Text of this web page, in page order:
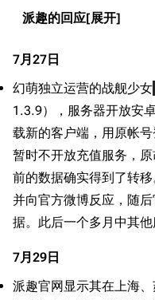
派趣的回应
7月27日
幻萌独立运营的战舰少女
1.3.9），服务器开放安
载新的客户端，用原帐
暂时不开放充值服务，
前的数据确实得到了转
并向官方微博反应，随
据。此后一个多月中其他
7月29日
派趣官网显示其在上海